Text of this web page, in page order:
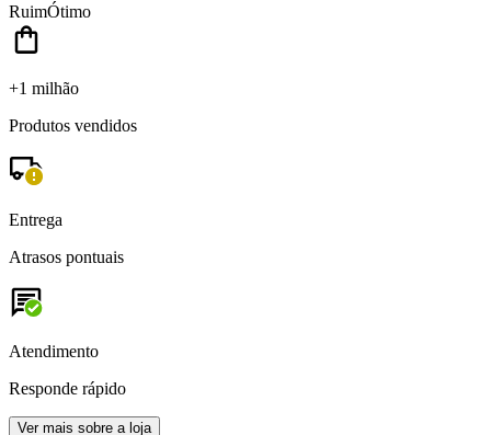
RuimÓtimo
+1 milhão
Produtos vendidos
Entrega
Atrasos pontuais
Atendimento
Responde rápido
Ver mais sobre a loja